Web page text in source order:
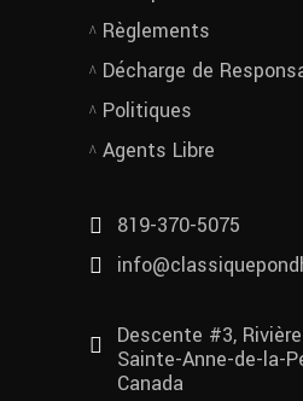
Règlements
Décharge de
Politiques
Agents Libre
819-370-5075
Descente #3,
Sainte-Anne-de-la-
Canada